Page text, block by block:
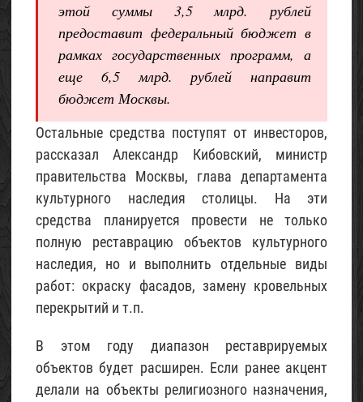
этой суммы 3,5 млрд. рублей
предоставит федеральный бюджет в
рамках государственных программ, а
еще 6,5 млрд. рублей направит
бюджет Москвы.
Остальные средства поступят от инвесторов,
рассказал Александр Кибовский, министр
правительства Москвы, глава департамента
культурного наследия столицы. На эти
средства планируется провести не только
полную реставрацию объектов культурного
наследия, но и выполнить отдельные виды
работ: окраску фасадов, замену кровельных
перекрытий и т.п.
В этом году диапазон реставрируемых
объектов будет расширен. Если ранее акцент
делали на объекты религиозного назначения,
трехэтажного
домика
для
6
соток
фото)
06
2017
Проект
небольшого
каркасного
садового
домика
Май
2017